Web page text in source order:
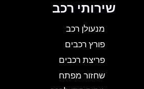
שירותי רכב
מנעולן רכב
פורץ רכבים
פריצת רכבים
שחזור מפתח